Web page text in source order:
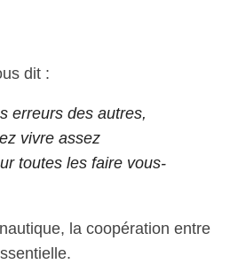
dit :
erreurs des autres,
vivre assez
toutes les faire vous-
la coopération entre